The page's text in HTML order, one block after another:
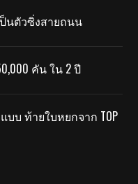
เป็นตัวซิ่งสายถนน
คัน ใน 2 ปี
แบบ ท้ายใบหยกจาก TOP